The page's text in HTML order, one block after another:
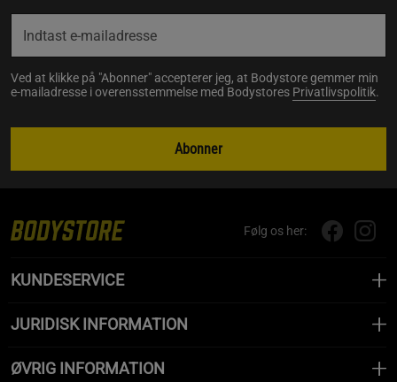
Ved at klikke på "Abonner" accepterer jeg, at Bodystore gemmer min
e-mailadresse i overensstemmelse med Bodystores Privatlivspolitik.
Abonner
Følg os her:
KUNDESERVICE
JURIDISK INFORMATION
ØVRIG INFORMATION